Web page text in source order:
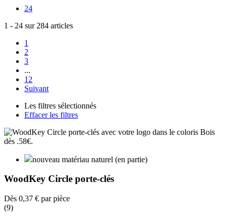
24
1 - 24 sur 284 articles
1
2
3
...
12
Suivant
Les filtres sélectionnés
Effacer les filtres
nouveau matériau naturel (en partie)
WoodKey Circle porte-clés
Dès 0,37 € par pièce
(9)